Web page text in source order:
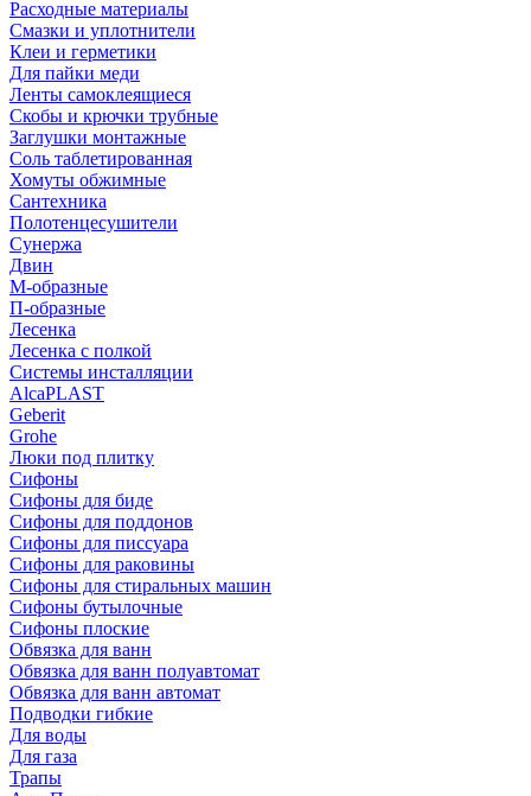
Расходные материалы
Смазки и уплотнители
Клеи и герметики
Для пайки меди
Ленты самоклеящиеся
Скобы и крючки трубные
Заглушки монтажные
Соль таблетированная
Хомуты обжимные
Сантехника
Полотенцесушители
Сунержа
Двин
М-образные
П-образные
Лесенка
Лесенка с полкой
Системы инсталляции
AlcaPLAST
Geberit
Grohe
Люки под плитку
Сифоны
Сифoны для биде
Сифoны для поддонов
Сифoны для писсуара
Сифоны для раковины
Сифоны для стиральных машин
Сифоны бутылочные
Сифоны плоские
Обвязка для ванн
Обвязка для ванн полуавтомат
Обвязка для ванн автомат
Подводки гибкие
Для воды
Для газа
Трапы